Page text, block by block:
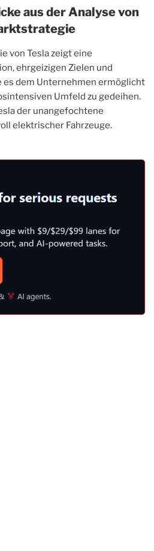
aus der Analyse von
von Tesla zeigt eine
ehrgeizigen Zielen und
es dem Unternehmen ermöglicht
Umfeld zu gedeihen.
der unangefochtene
elektrischer Fahrzeuge.